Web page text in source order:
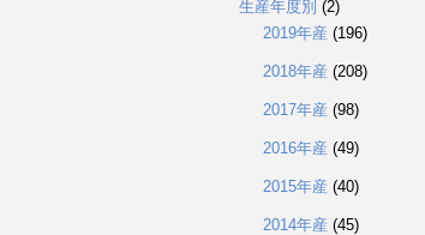
生産年度別 (2)
2019年産 (196)
2018年産 (208)
2017年産 (98)
2016年産 (49)
2015年産 (40)
2014年産 (45)